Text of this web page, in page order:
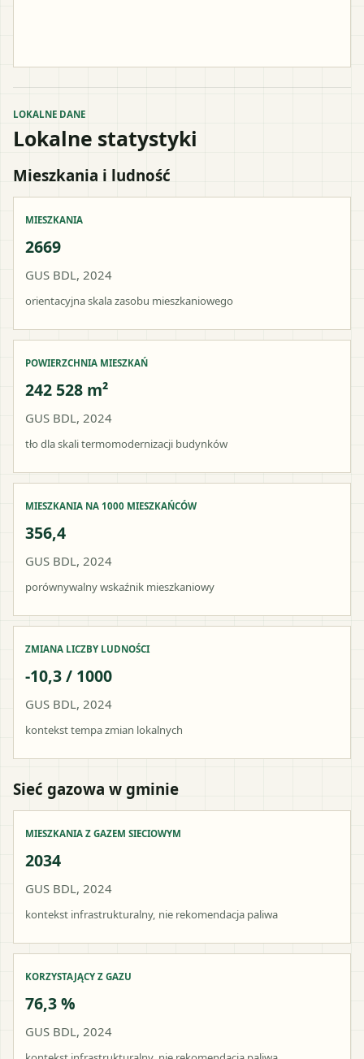
LOKALNE DANE
Lokalne statystyki
Mieszkania i ludność
MIESZKANIA
2669
GUS BDL, 2024
orientacyjna skala zasobu mieszkaniowego
POWIERZCHNIA MIESZKAŃ
242 528 m²
GUS BDL, 2024
tło dla skali termomodernizacji budynków
MIESZKANIA NA 1000 MIESZKAŃCÓW
356,4
GUS BDL, 2024
porównywalny wskaźnik mieszkaniowy
ZMIANA LICZBY LUDNOŚCI
-10,3 / 1000
GUS BDL, 2024
kontekst tempa zmian lokalnych
Sieć gazowa w gminie
MIESZKANIA Z GAZEM SIECIOWYM
2034
GUS BDL, 2024
kontekst infrastrukturalny, nie rekomendacja paliwa
KORZYSTAJĄCY Z GAZU
76,3 %
GUS BDL, 2024